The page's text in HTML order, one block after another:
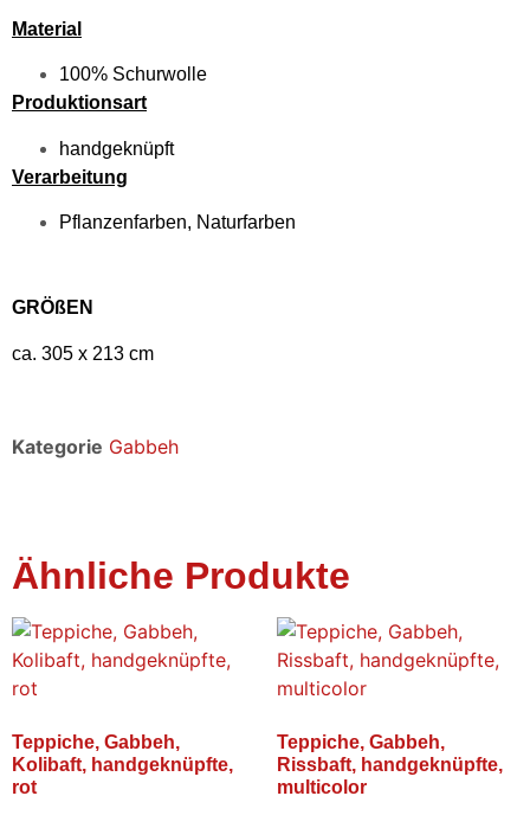
Material
100% Schurwolle
Produktionsart
handgeknüpft
Verarbeitung
Pflanzenfarben, Naturfarben
GRÖßEN
ca. 305 x 213 cm
Kategorie Gabbeh
Ähnliche Produkte
Teppiche, Gabbeh,
Kolibaft, handgeknüpfte,
rot
Teppiche, Gabbeh,
Rissbaft, handgeknüpfte,
multicolor